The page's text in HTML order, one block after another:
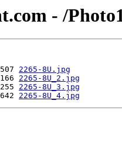
- /
2265-8U.jpg
2265-8U_2.jpg
2265-8U_3.jpg
2265-8U_4.jpg